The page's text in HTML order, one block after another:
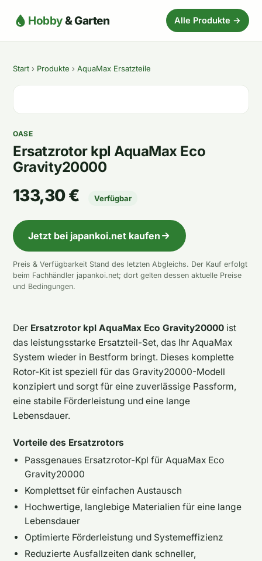
Hobby& Garten Alle Produkte →
Start › Produkte › AquaMax Ersatzteile
OASE
Ersatzrotor kpl AquaMax Eco
Gravity20000
133,30 € Verfügbar
Jetzt bei japankoi.net kaufen
Preis & Verfügbarkeit Stand des letzten Abgleichs. Der Kauf erfolgt
beim Fachhändler japankoi.net; dort gelten dessen aktuelle Preise
und Bedingungen.
Der Ersatzrotor kpl AquaMax Eco Gravity20000 ist
das leistungsstarke Ersatzteil-Set, das Ihr AquaMax
System wieder in Bestform bringt. Dieses komplette
Rotor-Kit ist speziell für das Gravity20000-Modell
konzipiert und sorgt für eine zuverlässige Passform,
eine stabile Förderleistung und eine lange
Lebensdauer.
Vorteile des Ersatzrotors
Passgenaues Ersatzrotor-Kpl für AquaMax Eco
Gravity20000
Komplettset für einfachen Austausch
Hochwertige, langlebige Materialien für eine lange
Lebensdauer
Optimierte Förderleistung und Systemeffizienz
Reduzierte Ausfallzeiten dank schneller,